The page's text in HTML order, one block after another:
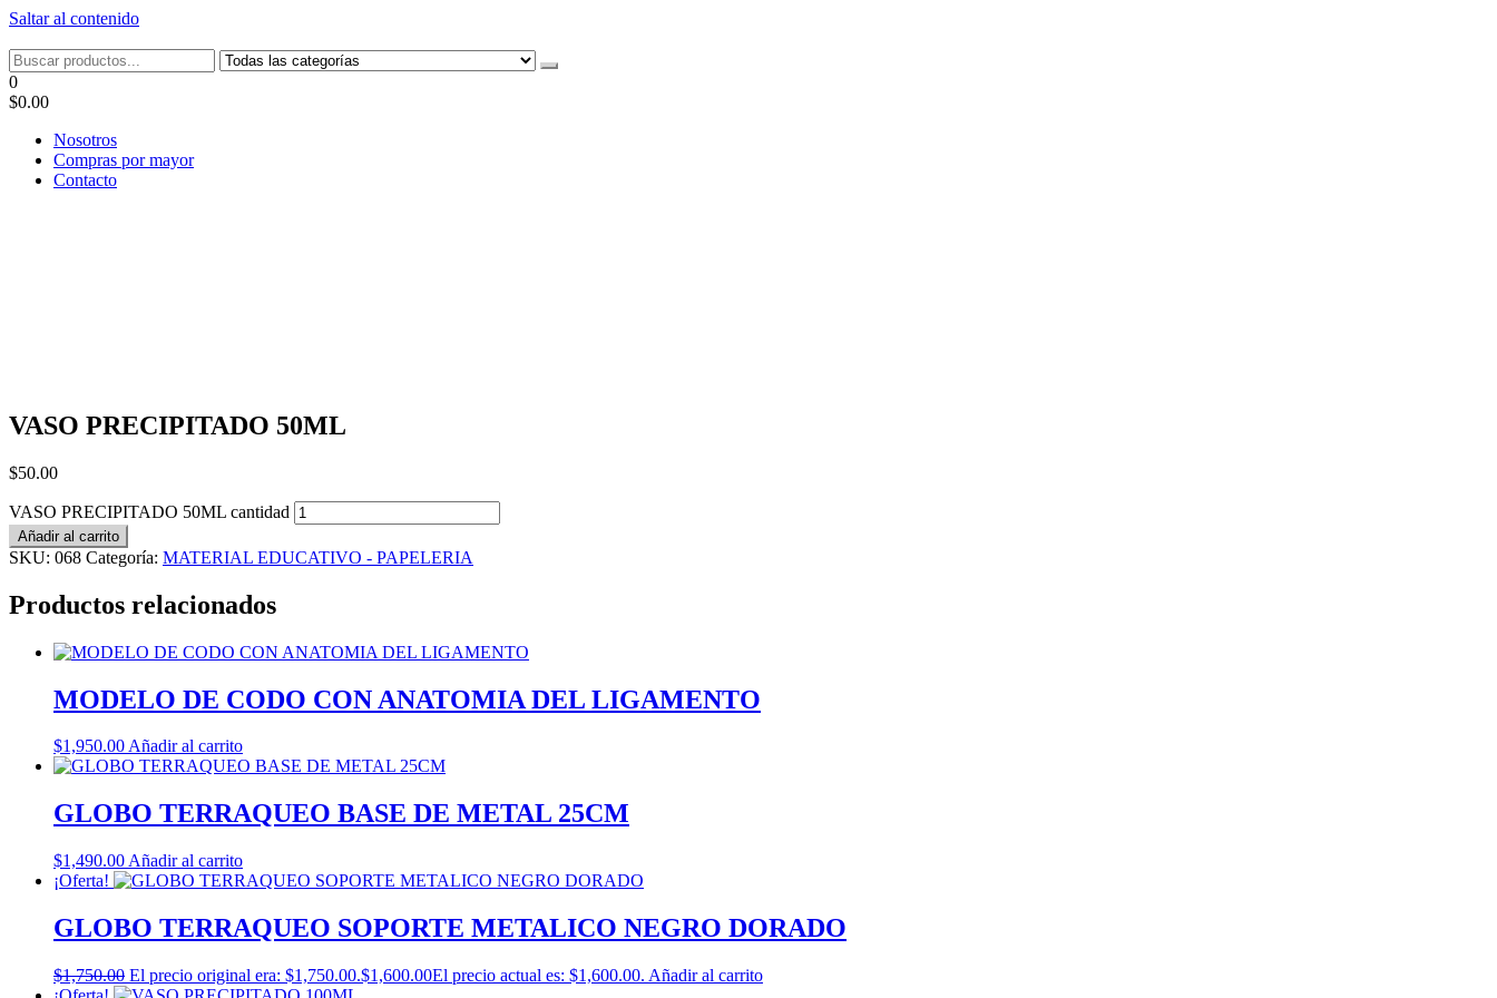
Saltar al contenido
Tel: 22087679 – Cel: 097 822122 – Joaquín Requena 2459
0
$0.00
Nosotros
Compras por mayor
Contacto
VASO PRECIPITADO 50ML
$50.00
VASO PRECIPITADO 50ML cantidad
Añadir al carrito
SKU: 068 Categoría: MATERIAL EDUCATIVO - PAPELERIA
Productos relacionados
MODELO DE CODO CON ANATOMIA DEL LIGAMENTO
$1,950.00Añadir al carrito
GLOBO TERRAQUEO BASE DE METAL 25CM
$1,490.00 Añadir al carrito
¡Oferta!
GLOBO TERRAQUEO SOPORTE METALICO NEGRO DORADO
$1,750.00 El precio original era: $1,750.00.$1,600.00El precio actual es: $1,600.00. Añadir al carrito